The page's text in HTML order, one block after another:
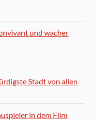
und wacher
Stadt von allen
in dem Film